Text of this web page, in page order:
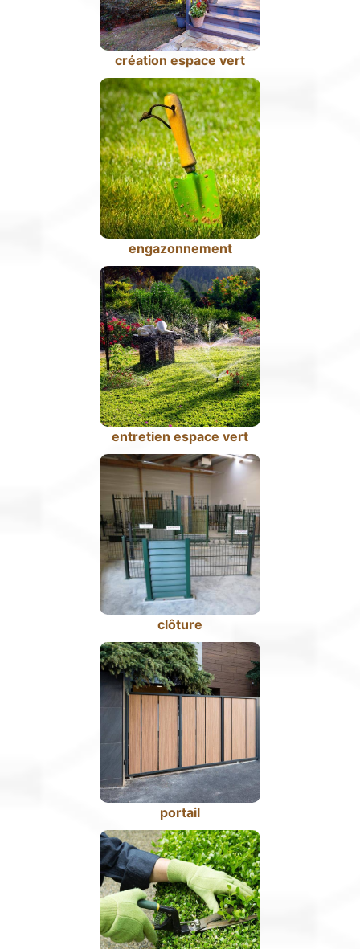
création espace vert
engazonnement
entretien espace vert
clôture
portail